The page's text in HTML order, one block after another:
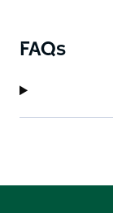
FAQs